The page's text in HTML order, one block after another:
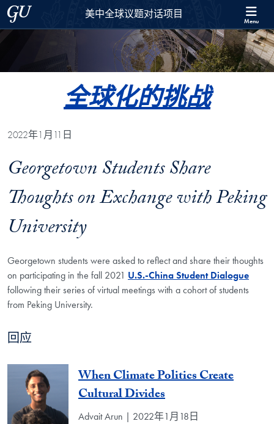
Skip to 美中全球议题对话项目 Full Site Menu
Skip to main content
Georgetown University美中全球议题对话项目 Menu
全球化的挑战
2022年1月11日
Georgetown Students Share
Thoughts on Exchange with Peking
University
Georgetown students were asked to reflect and share their thoughts
on participating in the fall 2021 U.S.-China Student Dialogue
following their series of virtual meetings with a cohort of students
from Peking University.
回应
When Climate Politics Create
Cultural Divides
Advait Arun | 2022年1月18日